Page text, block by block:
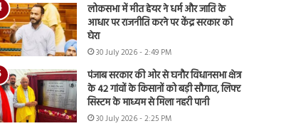
लोकसभा में मीत हेयर ने धर्म और जाति के
आधार पर राजनीति करने पर केंद्र सरकार को
घेरा
30 July 2026 - 2:49 PM
पंजाब सरकार की ओर से घनौर विधानसभा क्षेत्र
के 42 गांवों के किसानों को बड़ी सौगात, लिफ्ट
सिस्टम के माध्यम से मिला नहरी पानी
30 July 2026 - 2:25 PM